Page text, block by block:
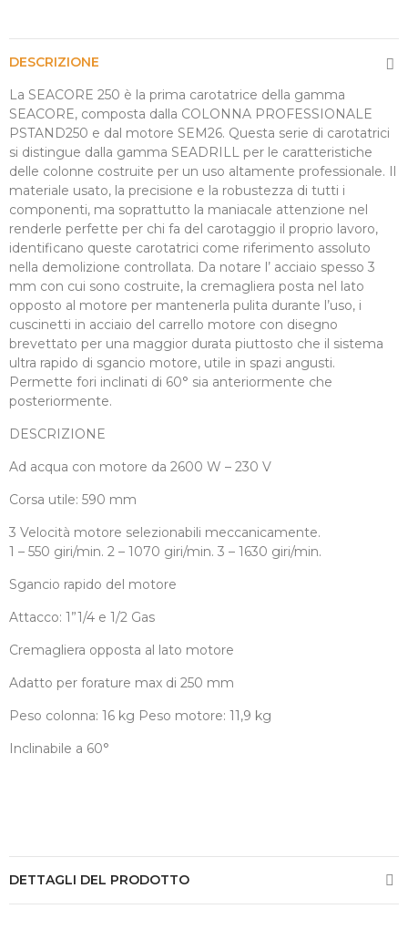
DESCRIZIONE
La SEACORE 250 è la prima carotatrice della gamma
SEACORE, composta dalla COLONNA PROFESSIONALE
PSTAND250 e dal motore SEM26. Questa serie di carotatrici
si distingue dalla gamma SEADRILL per le caratteristiche
delle colonne costruite per un uso altamente professionale. Il
materiale usato, la precisione e la robustezza di tutti i
componenti, ma soprattutto la maniacale attenzione nel
renderle perfette per chi fa del carotaggio il proprio lavoro,
identificano queste carotatrici come riferimento assoluto
nella demolizione controllata. Da notare l’ acciaio spesso 3
mm con cui sono costruite, la cremagliera posta nel lato
opposto al motore per mantenerla pulita durante l’uso, i
cuscinetti in acciaio del carrello motore con disegno
brevettato per una maggior durata piuttosto che il sistema
ultra rapido di sgancio motore, utile in spazi angusti.
Permette fori inclinati di 60° sia anteriormente che
posteriormente.
DESCRIZIONE
Ad acqua con motore da 2600 W – 230 V
Corsa utile: 590 mm
3 Velocità motore selezionabili meccanicamente.
1 – 550 giri/min. 2 – 1070 giri/min. 3 – 1630 giri/min.
Sgancio rapido del motore
Attacco: 1”1/4 e 1/2 Gas
Cremagliera opposta al lato motore
Adatto per forature max di 250 mm
Peso colonna: 16 kg Peso motore: 11,9 kg
Inclinabile a 60°
DETTAGLI DEL PRODOTTO